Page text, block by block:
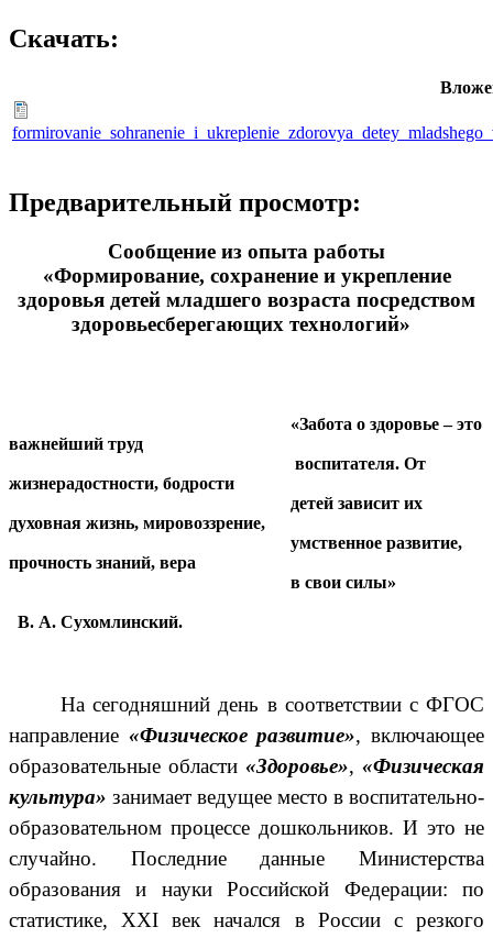
Скачать:
Предварительный просмотр:
Сообщение из опыта работы
«Формирование, сохранение и укрепление
здоровья детей младшего возраста посредством
здоровьесберегающих технологий»
«Забота о здоровье – это
важнейший труд
воспитателя. От
жизнерадостности, бодрости
детей зависит их
духовная жизнь, мировоззрение,
умственное развитие,
прочность знаний, вера
в свои силы»
В. А. Сухомлинский.
На сегодняшний день в соответствии с ФГОС
направление «Физическое развитие», включающее
образовательные области «Здоровье», «Физическая
культура» занимает ведущее место в воспитательно-
образовательном процессе дошкольников. И это не
случайно. Последние данные Министерства
образования и науки Российской Федерации: по
статистике, XXI век начался в России с резкого